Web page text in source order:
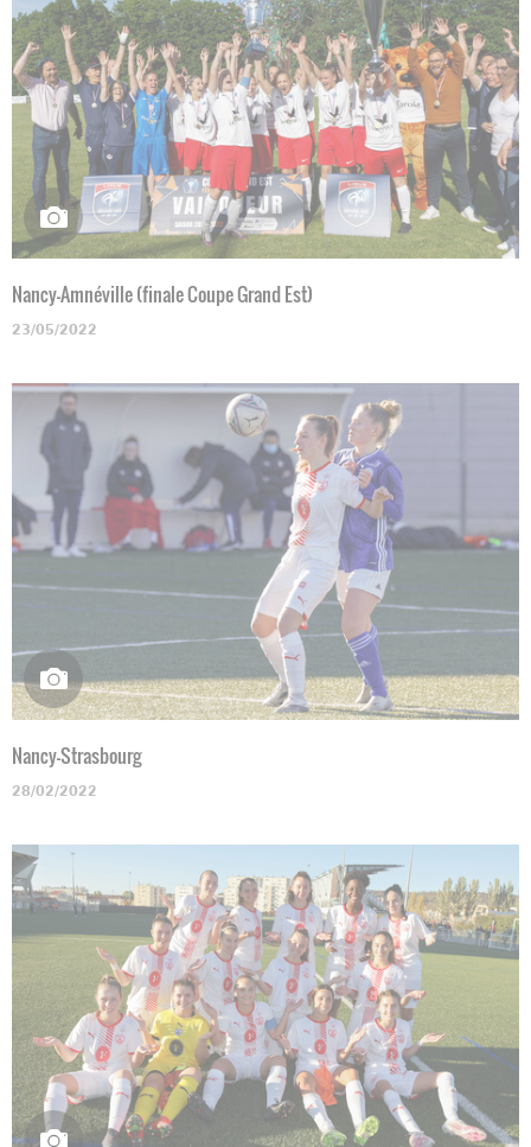
Nancy-Amnéville (finale Coupe Grand Est)
23/05/2022
Nancy-Strasbourg
28/02/2022